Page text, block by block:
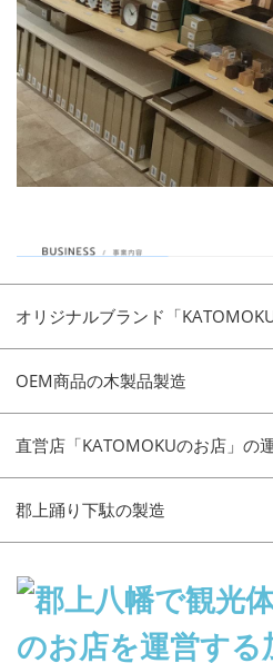
オリジナルブランド「
OEM商品の木製品製造
直営店「KATOMOKUのお店」の
郡上踊り下駄の製造